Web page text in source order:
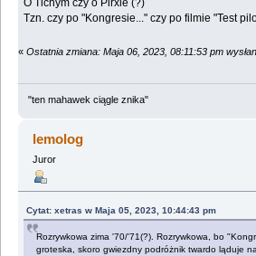
Tzn. czy po "Kongresie..." czy po filmie "Test
« Ostatnia zmiana: Maja 06, 2023, 08:11:53 pm
"ten mahawek ciągle znika"
lemolog
Juror
Cytat: xetras w Maja 05, 2023, 10:44:43 pm
Rozrywkowa zima '70/'71(?). Rozrywkowa, bo
groteska, skoro gwiezdny podróżnik twardo ląduje